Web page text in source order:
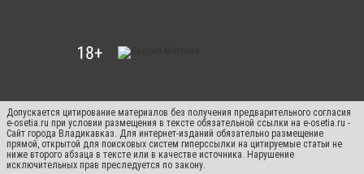
Допускается цитирование материалов без получения предварительного согласия
e-osetia.ru при условии размещения в тексте обязательной ссылки на e-osetia.ru -
Сайт города Владикавказ. Для интернет-изданий обязательно размещение
прямой, открытой для поисковых систем гиперссылки на цитируемые статьи не
ниже второго абзаца в тексте или в качестве источника. Нарушение
исключительных прав преследуется по закону.